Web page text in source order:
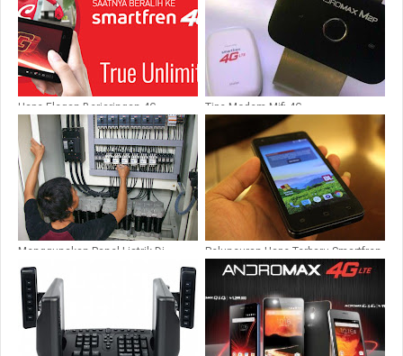
Hape Elegan Berjaringan 4G Tipe Modem Mifi 4G
Menggunakan Panel Listrik Di
Berbagai Gedung
Peluncuran Hape Terbaru Smartfren